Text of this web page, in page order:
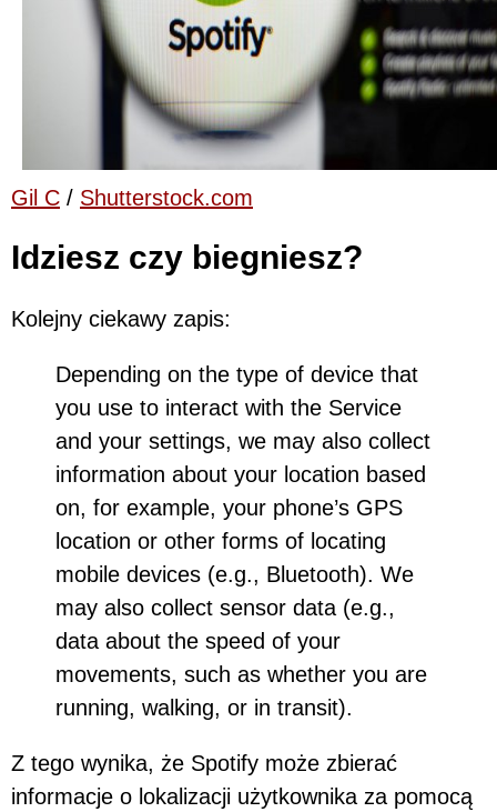
Gil C / Shutterstock.com
Idziesz czy biegniesz?
Kolejny ciekawy zapis:
Depending on the type of device that
you use to interact with the Service
and your settings, we may also collect
information about your location based
on, for example, your phone’s GPS
location or other forms of locating
mobile devices (e.g., Bluetooth). We
may also collect sensor data (e.g.,
data about the speed of your
movements, such as whether you are
running, walking, or in transit).
Z tego wynika, że Spotify może zbierać
informacje o lokalizacji użytkownika za pomocą